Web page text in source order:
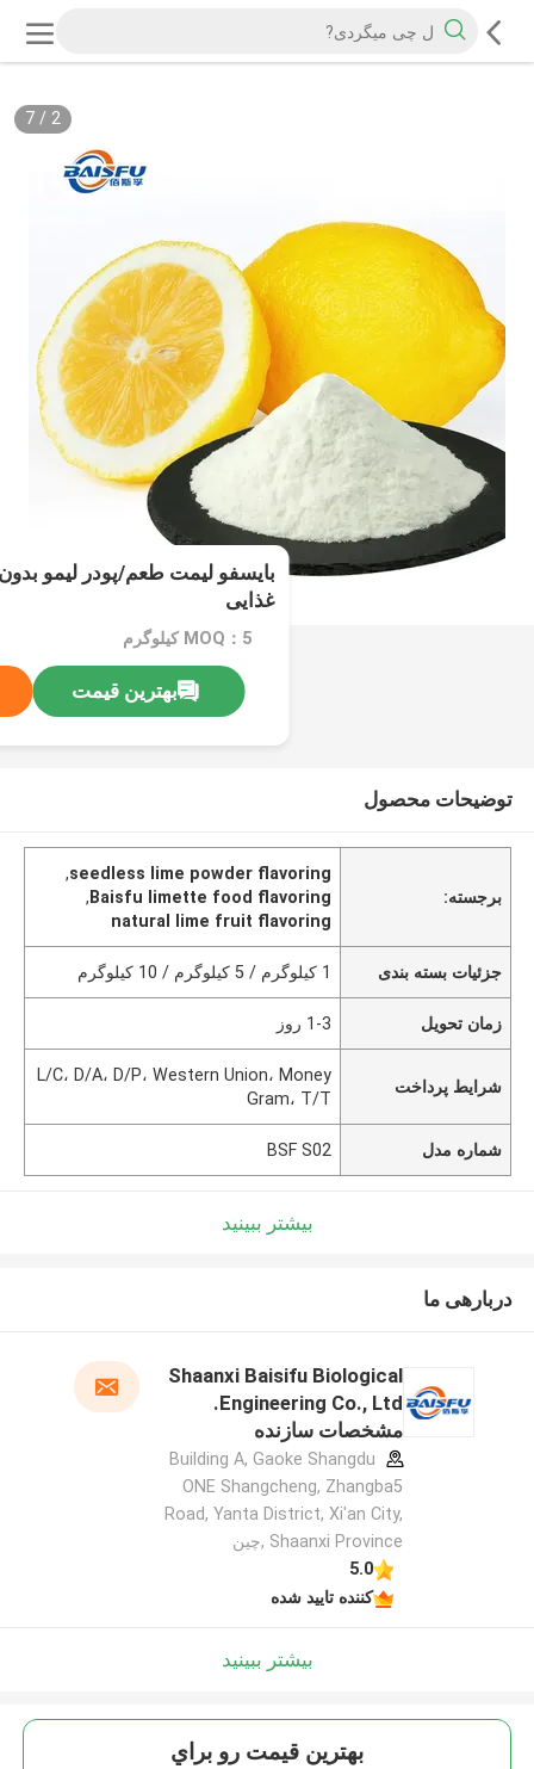
3
/
7
بایسفو لیمت طعم/پودر لیمو
غذایی
MOQ：5 کیلوگرم
بهترین قیمت
توضیحات محصول
برجسته:
seedless lime powder flavoring
,
Baisfu limette food flavoring
,
natural lime fruit flavoring
جزئیات بسته بندی 1 کیلوگرم / 5 کیلوگرم / 10 کیلوگرم
زمان تحویل 1-3 روز
شرایط پرداخت
L/C، D/A، D/P، Western Union، Money
Gram، T/T
شماره مدل BSF S02
بیشتر ببینید
دربارهی ما
Shaanxi Baisifu Biological
Engineering Co., Ltd.
مشخصات سازنده
Building A, Gaoke Shangdu
ONE Shangcheng, Zhangba5
Road, Yanta District, Xi'an City,
Shaanxi Province ,چین
5.0
کننده تایید شده
بیشتر ببینید
بهترين قيمت رو براي